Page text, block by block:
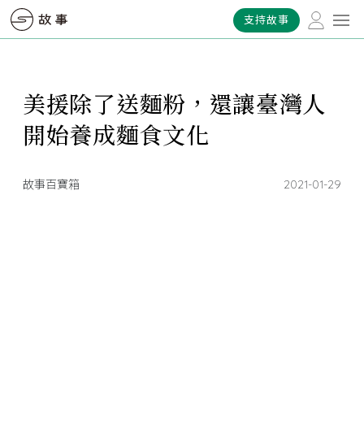
支持故事
美援除了送麵粉，還讓臺灣人
開始養成麵食文化
故事百寶箱 2021-01-29